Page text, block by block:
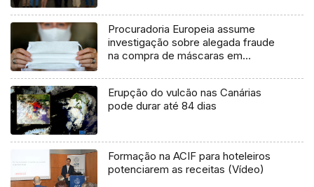
Procuradoria Europeia assume
investigação sobre alegada fraude
na compra de máscaras em
Erupção do vulcão nas Canárias
pode durar até 84 dias
Formação na ACIF para hoteleiros
potenciarem as receitas (Vídeo)